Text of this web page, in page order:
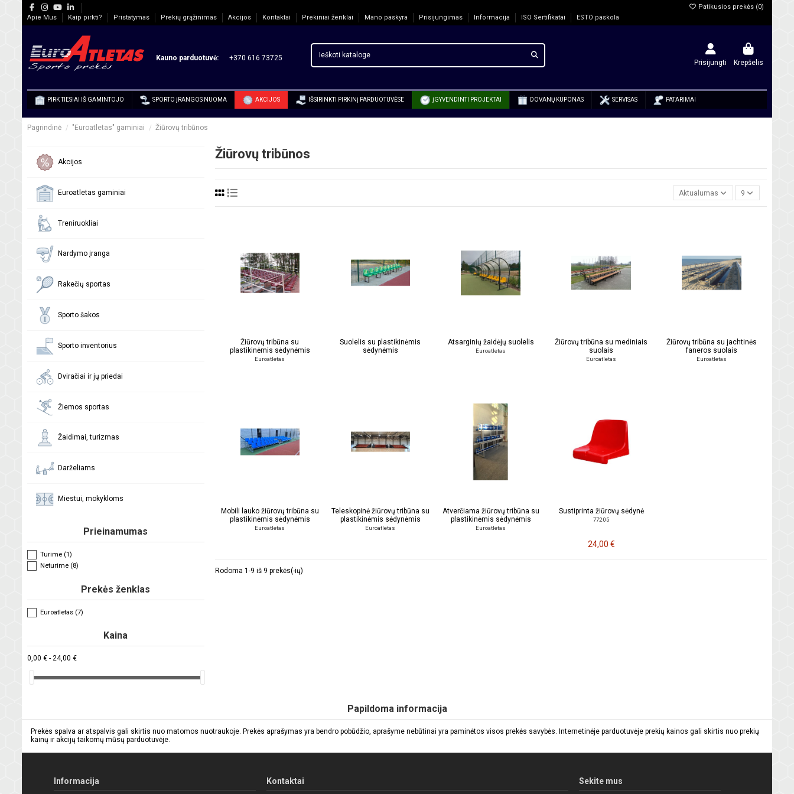
Apie Mus Kaip pirkti? Pristatymas Prekių grąžinimas Akcijos Kontaktai Prekiniai ženklai Mano paskyra Prisijungimas Informacija ISO Sertifikatai ESTO paskola
Patikusios prekės (0)
Kauno parduotuvė: +370 616 73725
Prisijungti Krepšelis
PIRK TIESIAI IŠ GAMINTOJO SPORTO ĮRANGOS NUOMA AKCIJOS IŠSIRINKTI PIRKINĮ PARDUOTUVĖSE ĮGYVENDINTI PROJEKTAI DOVANŲ KUPONAS SERVISAS PATARIMAI
Pagrindinė "Euroatletas" gaminiai Žiūrovų tribūnos
Žiūrovų tribūnos
Aktualumas 9
Žiūrovų tribūna su
plastikinėmis sėdynėmis
Euroatletas
Suolelis su plastikinėmis
sėdynėmis
Atsarginių žaidėjų suolelis
Euroatletas
Žiūrovų tribūna su mediniais
suolais
Euroatletas
Žiūrovų tribūna su jachtinės
faneros suolais
Euroatletas
Mobili lauko žiūrovų tribūna su
plastikinėmis sėdynėmis
Euroatletas
Teleskopinė žiūrovų tribūna su
plastikinėmis sėdynėmis
Euroatletas
Atverčiama žiūrovų tribūna su
plastikinėmis sėdynėmis
Euroatletas
Sustiprinta žiūrovų sėdynė
772 05
24,00 €
Rodoma 1-9 iš 9 prekės(-ių)
Akcijos
Euroatletas gaminiai
Treniruokliai
Nardymo įranga
Rakečių sportas
Sporto šakos
Sporto inventorius
Dviračiai ir jų priedai
Žiemos sportas
Žaidimai, turizmas
Darželiams
Miestui, mokykloms
Prieinamumas
Turime (1)
Neturime (8)
Prekės ženklas
Euroatletas (7)
Kaina
0,00 € - 24,00 €
Papildoma informacija
Prekės spalva ar atspalvis gali skirtis nuo matomos nuotraukoje. Prekės aprašymas yra bendro pobūdžio, aprašyme nebūtinai yra paminėtos visos prekės savybės. Internetinėje parduotuvėje prekių kainos gali skirtis nuo prekių
kainų ir akcijų taikomų mūsų parduotuvėje.
Informacija Kontaktai Sekite mus